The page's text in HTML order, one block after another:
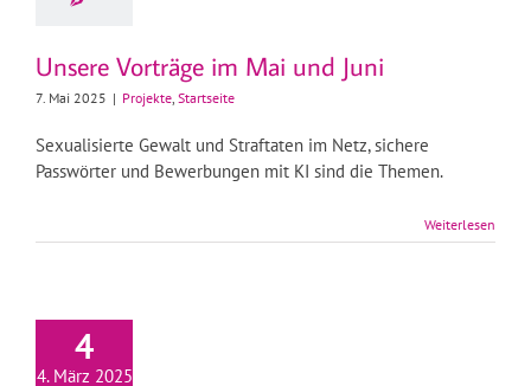
Unsere Vorträge im Mai und Juni
7. Mai 2025 | Projekte, Startseite
Sexualisierte Gewalt und Straftaten im Netz, sichere
Passwörter und Bewerbungen mit KI sind die Themen.
Weiterlesen
4
4. März 2025